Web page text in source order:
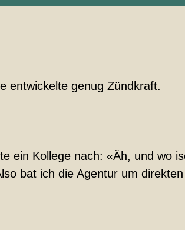
entwickelte genug Zündkraft.
ein Kollege nach: «Äh, und wo
bat ich die Agentur um